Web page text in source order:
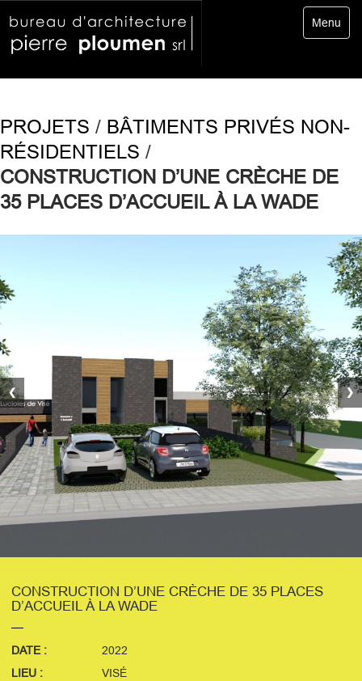
Toggle
Menu
PROJETS / BÂTIMENTS PRIVÉS NON-
RÉSIDENTIELS /
CONSTRUCTION D’UNE CRÈCHE DE
35 PLACES D’ACCUEIL À LA WADE
❮ ❯
CONSTRUCTION D’UNE CRÈCHE DE 35 PLACES
D’ACCUEIL À LA WADE
DATE :
2022
LIEU :
VISÉ